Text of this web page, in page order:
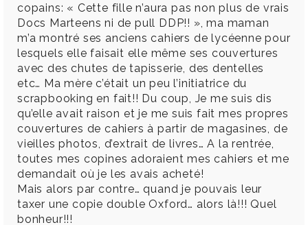
copains: « Cette fille n’aura pas non plus de vrais
Docs Marteens ni de pull DDP!! », ma maman
m’a montré ses anciens cahiers de lycéenne pour
lesquels elle faisait elle même ses couvertures
avec des chutes de tapisserie, des dentelles
etc… Ma mère c’était un peu l’initiatrice du
scrapbooking en fait!! Du coup, Je me suis dis
qu’elle avait raison et je me suis fait mes propres
couvertures de cahiers à partir de magasines, de
vieilles photos, d’extrait de livres… A la rentrée,
toutes mes copines adoraient mes cahiers et me
demandait où je les avais acheté!
Mais alors par contre… quand je pouvais leur
taxer une copie double Oxford… alors là!!! Quel
bonheur!!!